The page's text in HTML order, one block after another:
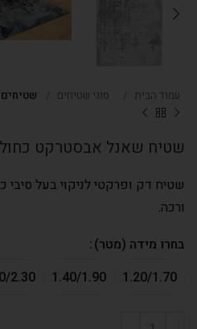
עמוד הבית סוגי שטיחים שטיחים
שטיח שאנל אבסטרקט כחול
שטיח דק ופרקטי לניקוי בעל סיבי
ורכה.
בחרו מידה (מטר)
1.20/1.70
1.40/1.90
2.30